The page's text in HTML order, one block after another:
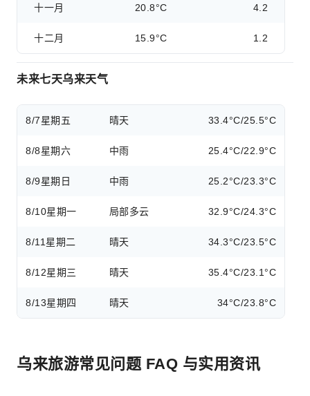
十一月 20.8°C 4.2
十二月 15.9°C 1.2
未来七天乌来天气
8/7星期五 晴天 33.4°C/25.5°C
8/8星期六 中雨 25.4°C/22.9°C
8/9星期日 中雨 25.2°C/23.3°C
8/10星期一 局部多云 32.9°C/24.3°C
8/11 星期二 晴天 34.3°C/23.5°C
8/12星期三 晴天 35.4°C/23.1°C
8/13星期四 晴天 34°C/23.8°C
乌来旅游常见问题 FAQ 与实用资讯